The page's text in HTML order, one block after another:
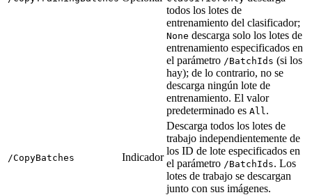
todos los lotes de
entrenamiento del clasificador;
None descarga solo los lotes de
entrenamiento especificados en
el parámetro /BatchIds (si los
hay); de lo contrario, no se
descarga ningún lote de
entrenamiento. El valor
predeterminado es All .
/CopyBatches Indicador
Descarga todos los lotes de
trabajo independientemente de
los ID de lote especificados en
el parámetro /BatchIds. Los
lotes de trabajo se descargan
junto con sus imágenes.